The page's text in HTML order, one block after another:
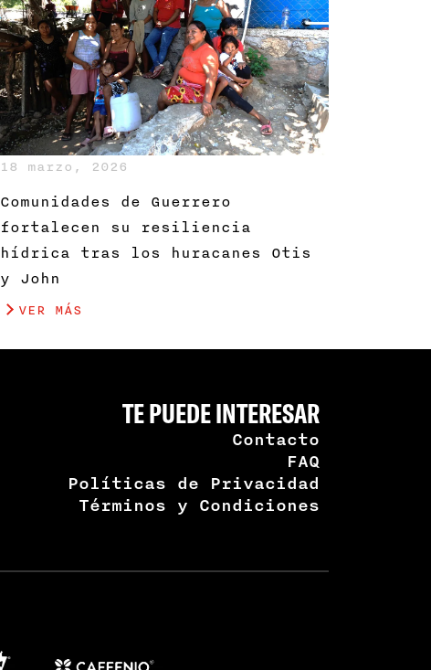
Comunidades de Guerrero
fortalecen su resiliencia
hídrica tras los huracanes Otis
y John
18 marzo, 2026
VER MÁS
TE PUEDE INTERESAR
Contacto
FAQ
Políticas de Privacidad
Términos y Condiciones